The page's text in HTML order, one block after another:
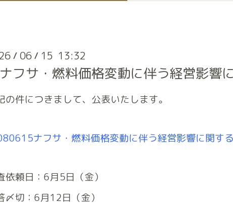
/ 06 / 15 13:32
ナフサ・燃料価格変動に伴う経営影
の件につきまして、公表いたします。
ナフサ・燃料価格変動に伴う経営影響に関す
依頼日：6月5日（金）
〆切：6月12日（金）